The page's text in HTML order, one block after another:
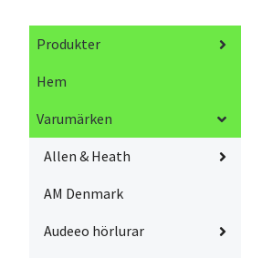
Produkter
Hem
Varumärken
Allen & Heath
AM Denmark
Audeeo hörlurar